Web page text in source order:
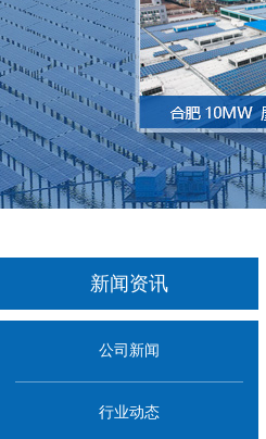
新闻资讯
公司新闻
行业动态